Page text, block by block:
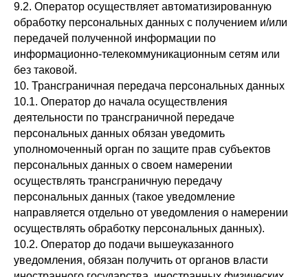
9.2. Оператор осуществляет автоматизированную
обработку персональных данных с получением и/или
передачей полученной информации по
информационно-телекоммуникационным сетям или
без таковой.
10. Трансграничная передача персональных данных
10.1. Оператор до начала осуществления
деятельности по трансграничной передаче
персональных данных обязан уведомить
уполномоченный орган по защите прав субъектов
персональных данных о своем намерении
осуществлять трансграничную передачу
персональных данных (такое уведомление
направляется отдельно от уведомления о намерении
осуществлять обработку персональных данных).
10.2. Оператор до подачи вышеуказанного
уведомления, обязан получить от органов власти